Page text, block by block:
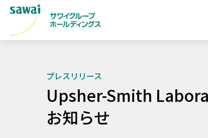
プレスリリース
Upsher-Smith
お知らせ